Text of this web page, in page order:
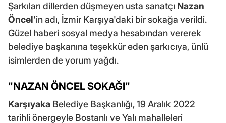
Şarkıları dillerden düşmeyen usta sanatçı Nazan
Öncel'in adı, İzmir Karşıya'daki bir sokağa verildi.
Güzel haberi sosyal medya hesabından vererek
belediye başkanına teşekkür eden şarkıcıya, ünlü
isimlerden de yorum yağdı.
"NAZAN ÖNCEL SOKAĞI"
Karşıyaka Belediye Başkanlığı, 19 Aralık 2022
tarihli önergeyle Bostanlı ve Yalı mahalleleri